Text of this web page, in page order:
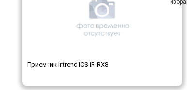
Приемник Intrend ICS-IR-RX8